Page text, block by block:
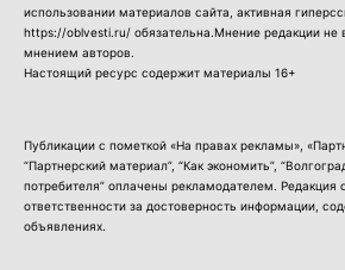
использовании материалов сайта, активная
https://oblvesti.ru/ обязательна.Мнение редакции не
мнением авторов.
Настоящий ресурс содержит материалы 16+
Публикации с пометкой «На правах рекламы»,
“Партнерский материал”, “Как экономить”,
потребителя” оплачены рекламодателем. Редакция
ответственности за достоверность информации,
объявлениях.